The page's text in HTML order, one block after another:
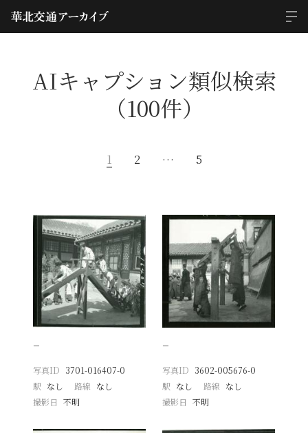
AIキャプション類似検索
（100件）
1 2 … 5
−
写真ID 3701-016407-0
駅 なし 路線 なし
撮影日
不明
−
写真ID 3602-005676-0
駅 なし 路線 なし
撮影日 不明